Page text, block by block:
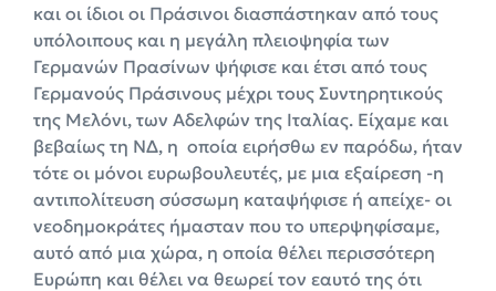
και οι ίδιοι οι Πράσινοι διασπάστηκαν από τους
υπόλοιπους και η μεγάλη πλειοψηφία των
Γερμανών Πρασίνων ψήφισε και έτσι από τους
Γερμανούς Πράσινους μέχρι τους Συντηρητικούς
της Μελόνι, των Αδελφών της Ιταλίας. Eίχαμε και
βεβαίως τη ΝΔ, η οποία ειρήσθω εν παρόδω, ήταν
τότε οι μόνοι ευρωβουλευτές, με μια εξαίρεση -η
αντιπολίτευση σύσσωμη καταψήφισε ή απείχε- οι
νεοδημοκράτες ήμασταν που το υπερψηφίσαμε,
αυτό από μια χώρα, η οποία θέλει περισσότερη
Ευρώπη και θέλει να θεωρεί τον εαυτό της ότι